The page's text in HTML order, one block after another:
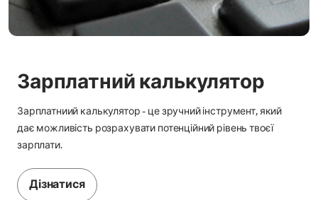
Зарплатний калькулятор
Зарплатниий калькулятор - це зручний інструмент, який
дає можливість розрахувати потенційний рівень твоєї
зарплати.
Дізнатися